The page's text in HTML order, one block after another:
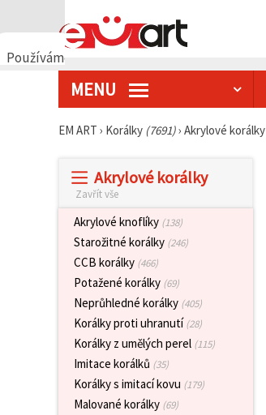
Používáme
MENU
EM ART › Korálky (7691)› Akrylové korálky
Akrylové korálky
Zavřít vše
Akrylové knoflíky (138)
Starožitné korálky (246)
CCB korálky (466)
Potažené korálky (69)
Neprůhledné korálky (405)
Korálky proti uhranutí(28)
Korálky z umělých perel (115)
Imitace korálků (35)
Korálky s imitací kovu (179)
Malované korálky (69)